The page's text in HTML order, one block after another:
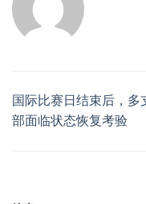
国际比赛日结束后，多
部面临状态恢复考验